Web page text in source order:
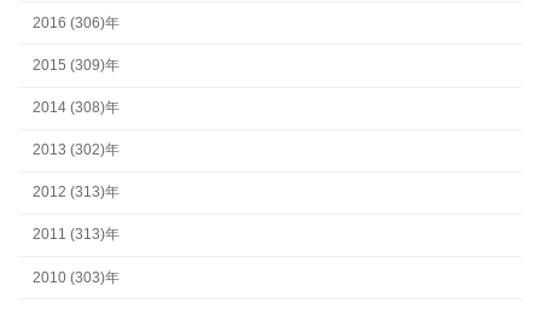
2016 (306)年
2015 (309)年
2014 (308)年
2013 (302)年
2012 (313)年
2011 (313)年
2010 (303)年